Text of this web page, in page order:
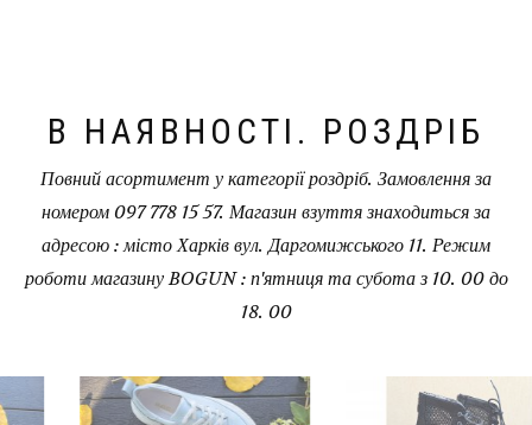
В НАЯВНОСТІ. РОЗДРІБ
Повний асортимент у категорії роздріб. Замовлення за
номером 097 778 15 57. Магазин взуття знаходиться за
адресою : місто Харків вул. Даргомижського 11. Режим
роботи магазину BOGUN : п'ятниця та субота з 10. 00 до
18. 00